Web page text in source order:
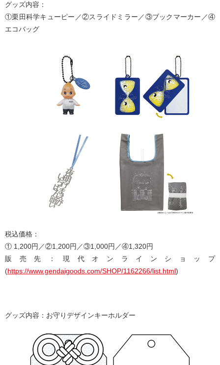
グッズ内容：
①栗田科学キューピー／②スライドミラー／③ブックマーカー／④
エコバッグ
税込価格：
① 1,200円／②1,200円／③1,000円／④1,320円
販売先：現代オンラインショップ
(https://www.gendaigoods.com/SHOP/1162266/list.html)
グッズ内容：お守りデザインキーホルダー